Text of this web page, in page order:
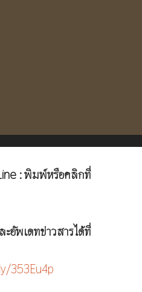
: พิมพ์หรือคลิกที่
อัพเดทข่าวสารได้ที่
353Eu4p